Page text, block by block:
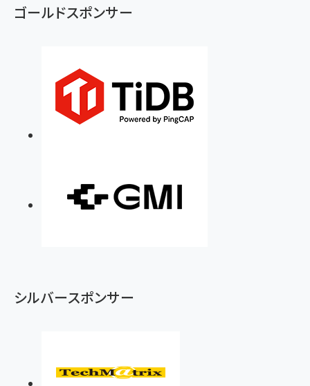
ゴールドスポンサー
シルバースポンサー